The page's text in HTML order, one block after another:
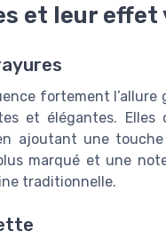
et leur effet
fortement l’allure
et élégantes.
ajoutant une
marqué et une
traditionnelle.